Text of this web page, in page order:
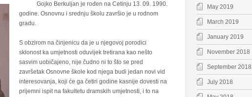
Gojko Berkuljan je rođen na Cetinju 13. 09. 1990.
godine. Osnovnu i srednju školu završio je u rodnom
gradu.
S obzirom na činjenicu da je u njegovoj porodici
sklonost ka umjetnosti oduvijek tretirana kao nešto
sasvim uobičajeno, nije čudno ni to što se pred
završetak Osnovne škole kod njega budi jedan novi vid
interesovanja, koji će ga četiri godine kasnije dovesti na
prijemni ispit na fakultetu dramskih umjetnosti, i to na
May 2019
March 2019
January 2019
November 2018
September 2018
July 2018